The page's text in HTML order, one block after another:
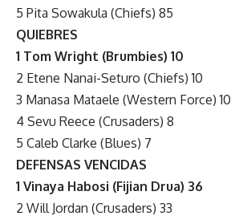
5 Pita Sowakula (Chiefs) 85
QUIEBRES
1 Tom Wright (Brumbies) 10
2 Etene Nanai-Seturo (Chiefs) 10
3 Manasa Mataele (Western Force) 10
4 Sevu Reece (Crusaders) 8
5 Caleb Clarke (Blues) 7
DEFENSAS VENCIDAS
1 Vinaya Habosi (Fijian Drua) 36
2 Will Jordan (Crusaders) 33